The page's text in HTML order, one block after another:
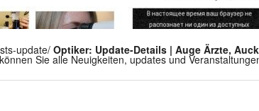
update/ Optiker: Update-Details | Auge Ärzte,
Sie alle Neuigkeiten, updates und